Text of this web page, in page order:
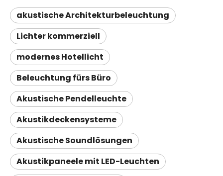
akustische Architekturbeleuchtung
Lichter kommerziell
modernes Hotellicht
Beleuchtung fürs Büro
Akustische Pendelleuchte
Akustikdeckensysteme
Akustische Soundlösungen
Akustikpaneele mit LED-Leuchten